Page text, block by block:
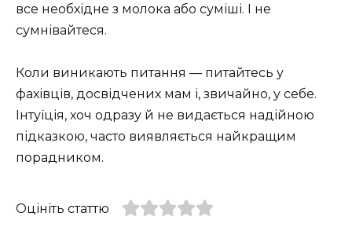
все необхідне з молока або суміші. І не
сумнівайтеся.
Коли виникають питання — питайтесь у
фахівців, досвідчених мам і, звичайно, у себе.
Інтуїція, хоч одразу й не видається надійною
підказкою, часто виявляється найкращим
порадником.
Оцініть статтю